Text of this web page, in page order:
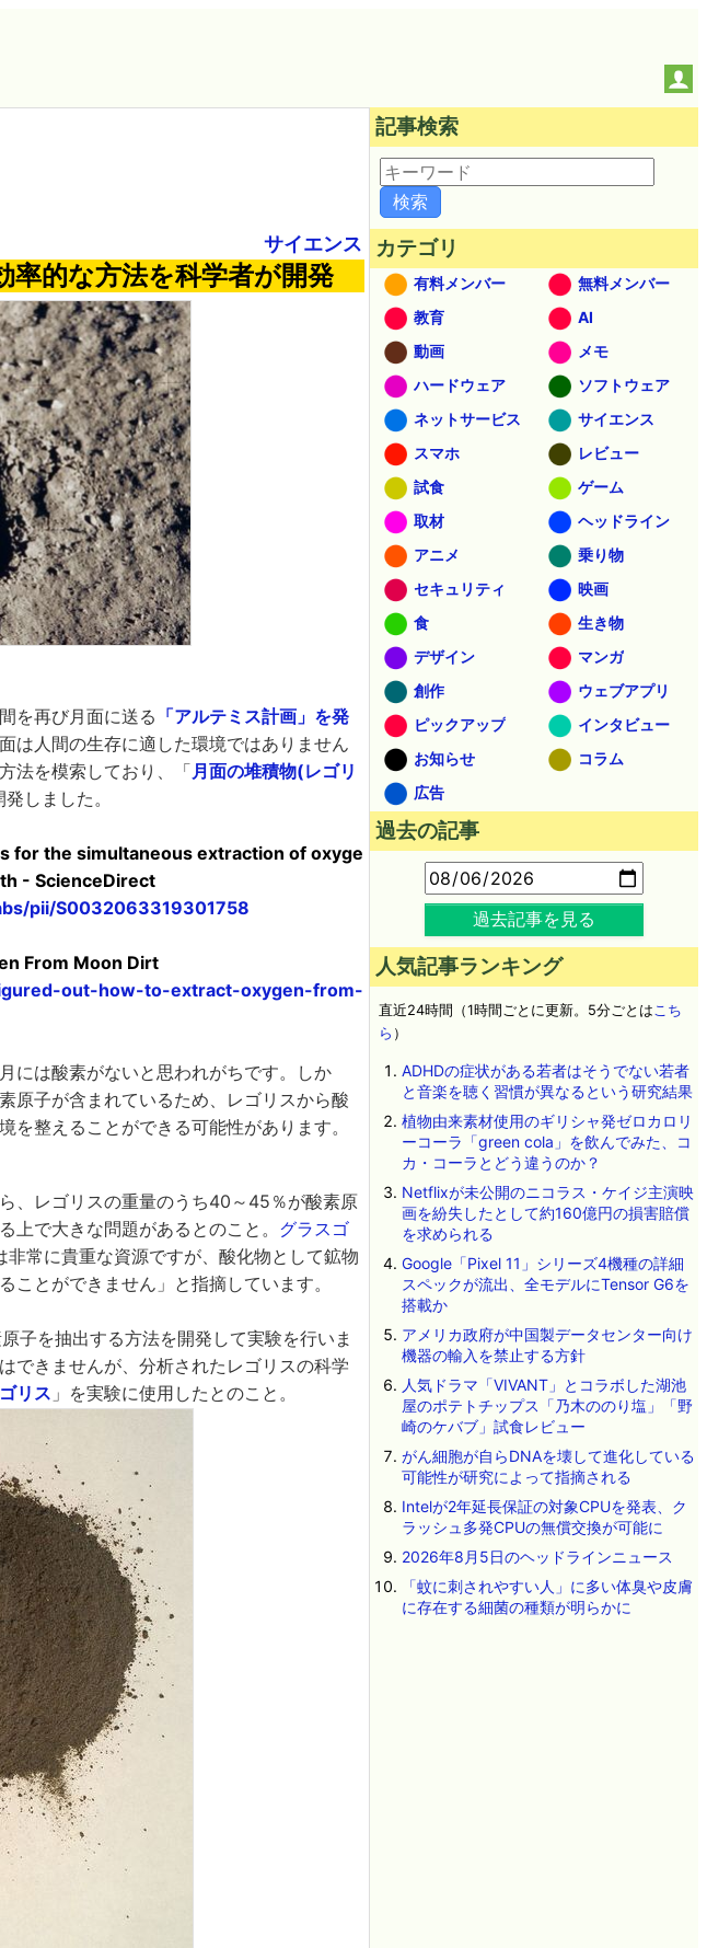
サイエンス
率的な方法を科学者が開発
を再び月面に送る 「アルテミス計画」を発
は人間の生存に適した環境ではありません
法を模索しており、「月面の堆積物(レゴリ
しました。
for the simultaneous extraction of oxyge
- ScienceDirect
pii/S0032063319301758
From Moon Dirt
out-how-to-extract-oxygen-from-
には酸素がないと思われがちです。しか
原子が含まれているため、レゴリスから酸
整えることができる可能性があります。
、レゴリスの重量のうち40～45％が酸素原
で大きな問題があるとのこと。 グラスゴ
非常に貴重な資源ですが、酸化物として鉱物
とができません」と指摘しています。
子を抽出する方法を開発して実験を行いま
できませんが、分析されたレゴリスの科学
リス 」を実験に使用したとのこと。
記事検索
カテゴリ
有料メンバー
無料メンバー
教育
AI
動画
メモ
ハードウェア
ソフトウェア
ネットサービス
サイエンス
スマホ
レビュー
試食
ゲーム
取材
ヘッドライン
アニメ
乗り物
セキュリティ
映画
食
生き物
デザイン
マンガ
創作
ウェブアプリ
ピックアップ
インタビュー
お知らせ
コラム
広告
過去の記事
過去記事を見る
人気記事ランキング
直近24時間（1時間ごとに更新。5分ごとはこち
ら ）
ADHDの症状がある若者はそうでない若者
と音楽を聴く習慣が異なるという研究結果
植物由来素材使用のギリシャ発ゼロカロリ
ーコーラ「green cola」を飲んでみた、コ
カ・コーラとどう違うのか？
Netflixが未公開のニコラス・ケイジ主演映
画を紛失したとして約160億円の損害賠償
を求められる
Google「Pixel 11」シリーズ4機種の詳細
スペックが流出、全モデルにTensor G6を
搭載か
アメリカ政府が中国製データセンター向け
機器の輸入を禁止する方針
人気ドラマ「VIVANT」とコラボした湖池
屋のポテトチップス「乃木ののり塩」「野
崎のケバブ」試食レビュー
がん細胞が自らDNAを壊して進化している
可能性が研究によって指摘される
Intelが2年延長保証の対象CPUを発表、ク
ラッシュ多発CPUの無償交換が可能に
2026年8月5日のヘッドラインニュース
「蚊に刺されやすい人」に多い体臭や皮膚
に存在する細菌の種類が明らかに